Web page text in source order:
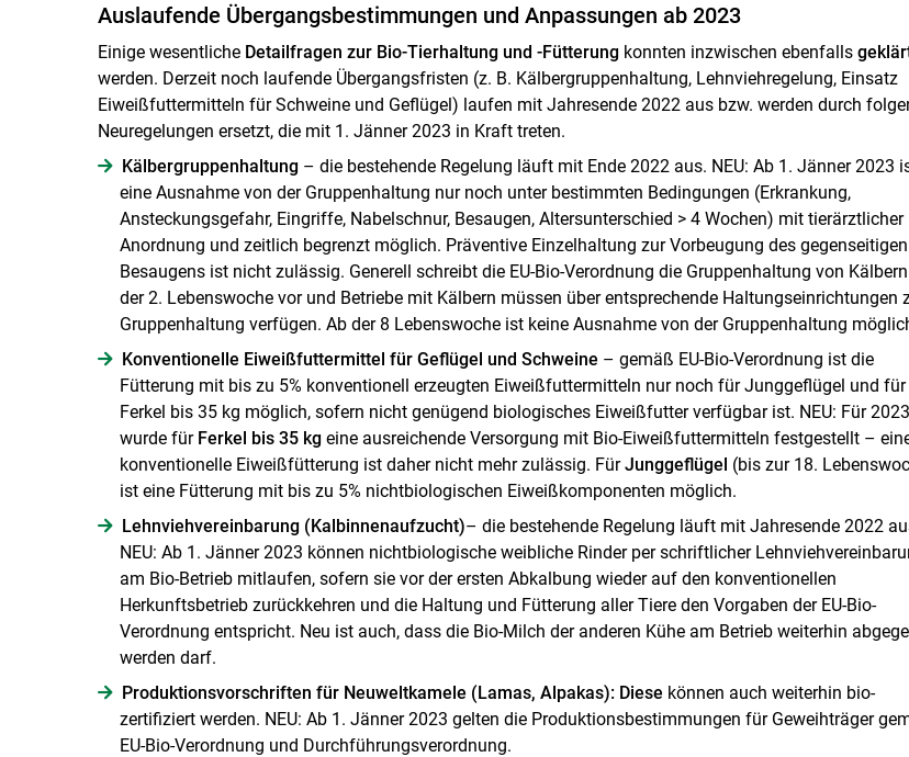
Auslaufende Übergangsbestimmungen und Anpassungen ab 2023
Einige wesentlicheDetailfragen zur Bio-Tierhaltung und -Fütterungkonnten inzwischen ebenfalls
werden. Derzeit noch laufende Übergangsfristen (z. B. Kälbergruppenhaltung, Lehnviehregelung, Einsatz
Eiweißfuttermitteln für Schweine und Geflügel) laufen mit Jahresende 2022 aus bzw. werden durch
Neuregelungen ersetzt, die mit 1. Jänner 2023 in Kraft treten.
Kälbergruppenhaltung– die bestehende Regelung läuft mit Ende 2022 aus. NEU: Ab 1. Jänner 2023
eine Ausnahme von der Gruppenhaltung nur noch unter bestimmten Bedingungen (Erkrankung,
Ansteckungsgefahr, Eingriffe, Nabelschnur, Besaugen, Altersunterschied > 4 Wochen) mit tierärztlicher
Anordnung und zeitlich begrenzt möglich. Präventive Einzelhaltung zur Vorbeugung des gegenseitigen
Besaugens ist nicht zulässig. Generell schreibt die EU-Bio-Verordnung die Gruppenhaltung von
der 2. Lebenswoche vor und Betriebe mit Kälbern müssen über entsprechende Haltungseinrichtungen
Gruppenhaltung verfügen. Ab der 8 Lebenswoche ist keine Ausnahme von der Gruppenhaltung
Konventionelle Eiweißfuttermittel für Geflügel und Schweine – gemäß EU-Bio-Verordnung ist die
Fütterung mit bis zu 5% konventionell erzeugten Eiweißfuttermitteln nur noch für Junggeflügel und für
Ferkel bis 35 kg möglich, sofern nicht genügend biologisches Eiweißfutter verfügbar ist. NEU: Für 2023
wurde für Ferkel bis 35 kgeine ausreichende Versorgung mit Bio-Eiweißfuttermitteln festgestellt –
konventionelle Eiweißfütterung ist daher nicht mehr zulässig. FürJunggeflügel (bis zur 18.
ist eine Fütterung mit bis zu 5% nichtbiologischen Eiweißkomponenten möglich.
Lehnviehvereinbarung (Kalbinnenaufzucht)– die bestehende Regelung läuft mit Jahresende 2022
NEU: Ab 1. Jänner 2023 können nichtbiologische weibliche Rinder per schriftlicher
am Bio-Betrieb mitlaufen, sofern sie vor der ersten Abkalbung wieder auf den konventionellen
Herkunftsbetrieb zurückkehren und die Haltung und Fütterung aller Tiere den Vorgaben der EU-Bio-
Verordnung entspricht. Neu ist auch, dass die Bio-Milch der anderen Kühe am Betrieb weiterhin
werden darf.
Produktionsvorschriften für Neuweltkamele (Lamas, Alpakas): Diese können auch weiterhin bio-
zertifiziert werden. NEU: Ab 1. Jänner 2023 gelten die Produktionsbestimmungen für Geweihträger
EU-Bio-Verordnung und Durchführungsverordnung.